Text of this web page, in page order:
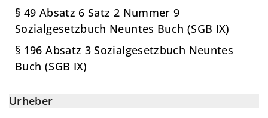
§ 49 Absatz 6 Satz 2 Nummer 9
Sozialgesetzbuch Neuntes Buch (SGB IX)
§ 196 Absatz 3 Sozialgesetzbuch Neuntes
Buch (SGB IX)
Urheber